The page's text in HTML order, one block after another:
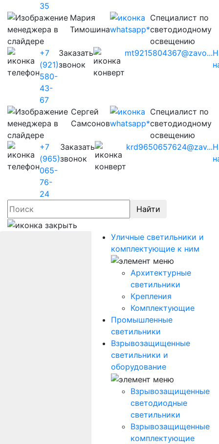
35
Мария
Тимошина
Cпециалист по
светодиодному
освещению
+7
(921)
580-
43-
67
Заказать
звонок
mt9215804367@zavo...
Сергей
Самсонов
Cпециалист по
светодиодному
освещению
+7
(965)
065-
76-
24
Заказать
звонок
krd9650657624@zav...
Найти
Уличные светильники и
комплектующие к ним
Архитектурные
светильники
Крепления
Комплектующие
Промышленные
светильники
Взрывозащищенные
светильники и
оборудование
Взрывозащищенные
светодиодные
светильники
Взрывозащищенные
комплектующие